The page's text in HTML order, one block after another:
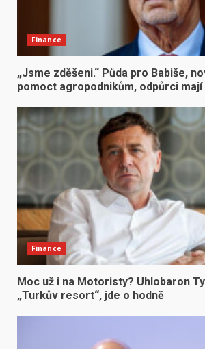
Finance
„Jsme zděšeni.“ Půda pro Babiše,
pomoct agropodnikům, odpůrci mají
Finance
Moc už i na Motoristy? Uhlobaron
„Turkův resort“, jde o hodně